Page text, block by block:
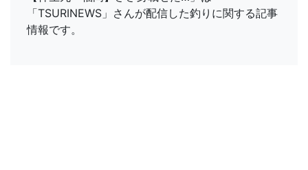
「TSURINEWS」さんが配信した釣りに関する記事
情報です。